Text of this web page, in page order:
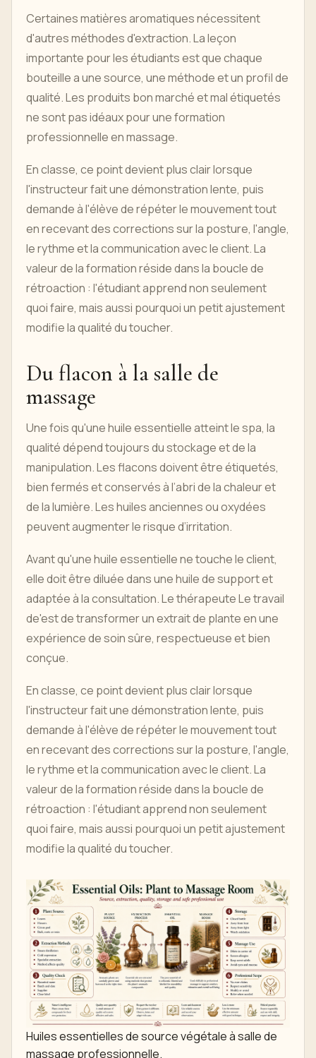
Certaines matières aromatiques nécessitent
d'autres méthodes d'extraction. La leçon
importante pour les étudiants est que chaque
bouteille a une source, une méthode et un profil de
qualité. Les produits bon marché et mal étiquetés
ne sont pas idéaux pour une formation
professionnelle en massage.
En classe, ce point devient plus clair lorsque
l'instructeur fait une démonstration lente, puis
demande à l'élève de répéter le mouvement tout
en recevant des corrections sur la posture, l'angle,
le rythme et la communication avec le client. La
valeur de la formation réside dans la boucle de
rétroaction : l'étudiant apprend non seulement
quoi faire, mais aussi pourquoi un petit ajustement
modifie la qualité du toucher.
Du flacon à la salle de
massage
Une fois qu'une huile essentielle atteint le spa, la
qualité dépend toujours du stockage et de la
manipulation. Les flacons doivent être étiquetés,
bien fermés et conservés à l’abri de la chaleur et
de la lumière. Les huiles anciennes ou oxydées
peuvent augmenter le risque d’irritation.
Avant qu'une huile essentielle ne touche le client,
elle doit être diluée dans une huile de support et
adaptée à la consultation. Le thérapeute Le travail
de'est de transformer un extrait de plante en une
expérience de soin sûre, respectueuse et bien
conçue.
En classe, ce point devient plus clair lorsque
l'instructeur fait une démonstration lente, puis
demande à l'élève de répéter le mouvement tout
en recevant des corrections sur la posture, l'angle,
le rythme et la communication avec le client. La
valeur de la formation réside dans la boucle de
rétroaction : l'étudiant apprend non seulement
quoi faire, mais aussi pourquoi un petit ajustement
modifie la qualité du toucher.
Huiles essentielles de source végétale à salle de
massage professionnelle.